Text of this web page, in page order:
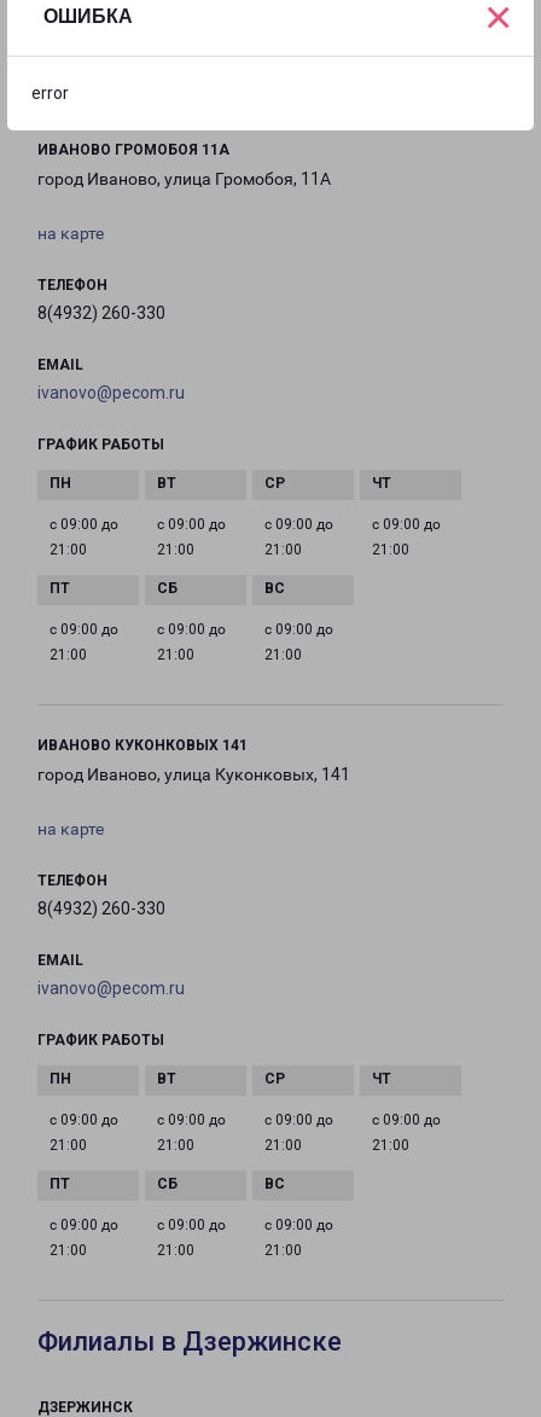
ОШИБКА
error
×
21:00
21:00
21:00
ИВАНОВО ГРОМОБОЯ 11А
город Иваново, улица Громобоя, 11А
на карте
ТЕЛЕФОН
8(4932) 260-330
EMAIL
ivanovo@pecom.ru
ГРАФИК РАБОТЫ
с 09:00 до
21:00
с 09:00 до
21:00
с 09:00 до
21:00
с 09:00 до
21:00
с 09:00 до
21:00
с 09:00 до
21:00
с 09:00 до
21:00
ИВАНОВО КУКОНКОВЫХ 141
город Иваново, улица Куконковых, 141
на карте
ТЕЛЕФОН
8(4932) 260-330
EMAIL
ivanovo@pecom.ru
ГРАФИК РАБОТЫ
с 09:00 до
21:00
с 09:00 до
21:00
с 09:00 до
21:00
с 09:00 до
21:00
с 09:00 до
21:00
с 09:00 до
21:00
с 09:00 до
21:00
Филиалы в Дзержинске
ДЗЕРЖИНСК